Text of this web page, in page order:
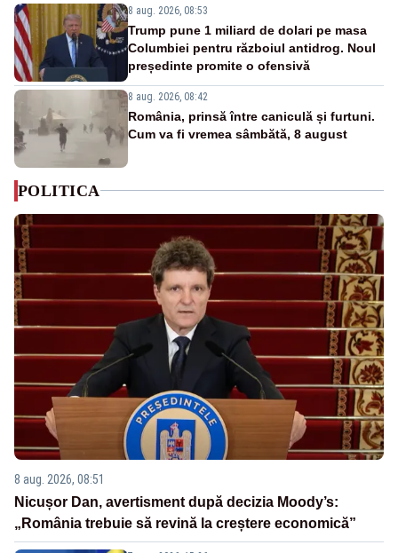
8 aug. 2026, 08:53
Trump pune 1 miliard de dolari pe masa
Columbiei pentru războiul antidrog. Noul
președinte promite o ofensivă
8 aug. 2026, 08:42
România, prinsă între caniculă și furtuni.
Cum va fi vremea sâmbătă, 8 august
POLITICA
8 aug. 2026, 08:51
Nicușor Dan, avertisment după decizia Moody’s:
„România trebuie să revină la creștere economică”